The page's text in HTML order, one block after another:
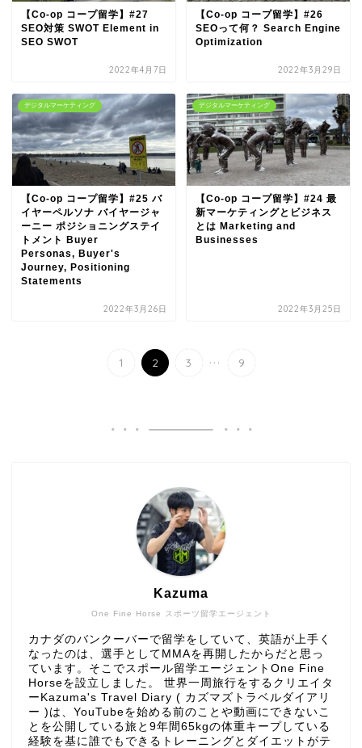
【Co-op コープ留学】#27
SEO対策 SWOT Element in
SEO SWOT
2022年4月7日
【Co-op コープ留学】#26
SEOって何？ Search Engine
Optimization
2022年3月29日
デジタルマーケティング
【Co-op コープ留学】#25 バ
イヤーペルソナ バイヤージャ
ーニー ポジショニングステイ
トメント Buyer
Personas, Buyer's
Journey, Positioning
Statements
2022年3月26日
デジタルマーケティング
【Co-op コープ留学】#24 最
新マーケティングとビジネス
とは Marketing and
Businesses
2022年3月25日
1 2 3 ... 9
One Fine Horse スポーツ留学エージェント
Kazuma
カナダのバンクーバーで留学をしていて、英語が上手く
なったのは、選手としてMMAを再開したからだと思っ
ています。そこでスポール留学エージェントOne Fine
Horseを設立しました。 世界一周旅行をするクリエイタ
ーKazuma's Travel Diary ( カズマズトラベルダイアリ
ー )は、YouTubeを始める前のことや動画にできないこ
とを公開している旅と9年間65kgの体重キープしている
経験を基に誰でもできるトレーニングとダイエットがテ